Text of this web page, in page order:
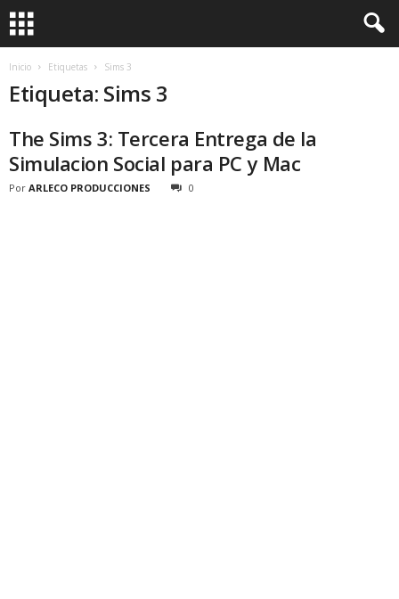
Inicio Etiquetas Sims 3
Etiqueta: Sims 3
The Sims 3: Tercera Entrega de la
Simulacion Social para PC y Mac
Por ARLECO PRODUCCIONES 0